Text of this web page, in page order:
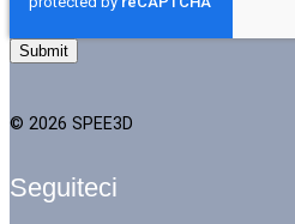
© 2026 SPEE3D
Seguiteci